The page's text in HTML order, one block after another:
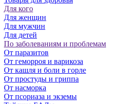
Для кого
Для женщин
Для мужчин
Для детей
По заболеваниям и проблемам
От паразитов
Oт геморроя и варикоза
От кашля и боли в горле
От простуды и гриппа
От насморка
Oт псориаза и экземы